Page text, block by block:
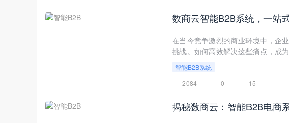
数商云智能B2B系统，一站
在当今竞争激烈的商业环境中，企
挑战。如何高效解决这些痛点，成
众多企业优化采购、分销与库存管
业一站式解决这些痛点，实现业务的
智能B2B系统
2084
0 15
揭秘数商云：智能B2B电商